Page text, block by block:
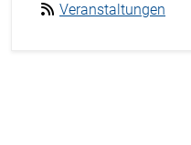
Veranstaltungen